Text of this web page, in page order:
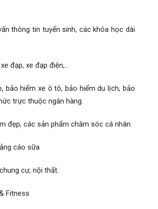
thông tin tuyển sinh, các khóa học dài
đạp, xe đạp điện,…
bảo hiểm xe ô tô, bảo hiểm du lịch, bảo
trực thuộc ngân hàng.
đẹp, các sản phẩm chăm sóc cá nhân.
cáo sữa
cư, nội thất.
Fitness